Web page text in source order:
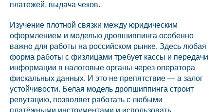
платежей, выдача чеков.
Изучение плотной связки между юридическим
оформлением и моделью дропшиппинга особенно
важно для работы на российском рынке. Здесь любая
форма работы с физлицами требует кассы и передачи
информации в налоговые органы через оператора
фискальных данных. И это не препятствие — а залог
устойчивости. Белая модель дропшиппинга строит
репутацию, позволяет работать с любыми
платёжными инструментами и использовать